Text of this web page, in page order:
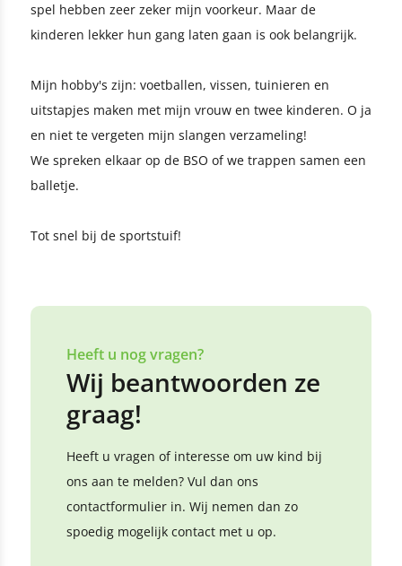
spel hebben zeer zeker mijn voorkeur. Maar de
kinderen lekker hun gang laten gaan is ook belangrijk.
Mijn hobby's zijn: voetballen, vissen, tuinieren en
uitstapjes maken met mijn vrouw en twee kinderen. O ja
en niet te vergeten mijn slangen verzameling!
We spreken elkaar op de BSO of we trappen samen een
balletje.
Tot snel bij de sportstuif!
Heeft u nog vragen?
Wij beantwoorden ze
graag!
Heeft u vragen of interesse om uw kind bij
ons aan te melden? Vul dan ons
contactformulier in. Wij nemen dan zo
spoedig mogelijk contact met u op.